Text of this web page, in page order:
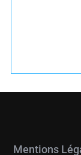
Mentions